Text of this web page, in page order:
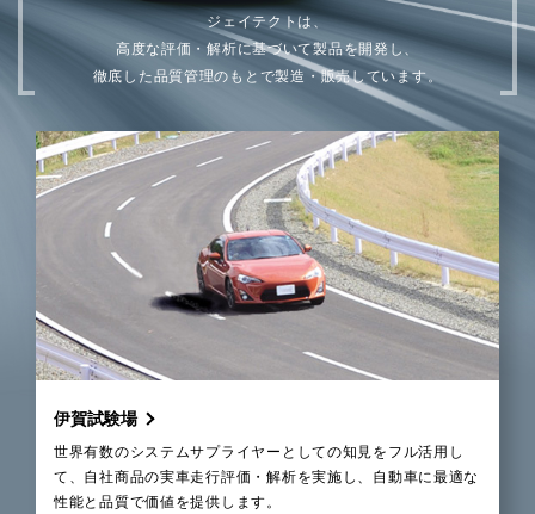
ジェイテクトは、
高度な評価・解析に基づいて製品を開発し、
徹底した品質管理のもとで製造・販売しています。
伊賀試験場
世界有数のシステムサプライヤーとしての知見をフル活用し
て、自社商品の実車走行評価・解析を実施し、自動車に最適な
性能と品質で価値を提供します。